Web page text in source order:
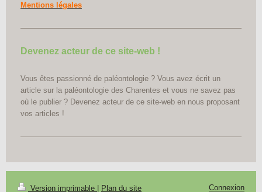
Mentions légales
Devenez acteur de ce site-web !
Vous êtes passionné de paléontologie ? Vous avez écrit un
article sur la paléontologie des Charentes et vous ne savez pas
où le publier ? Devenez acteur de ce site-web en nous proposant
vos articles !
Version imprimable | Plan du site Connexion